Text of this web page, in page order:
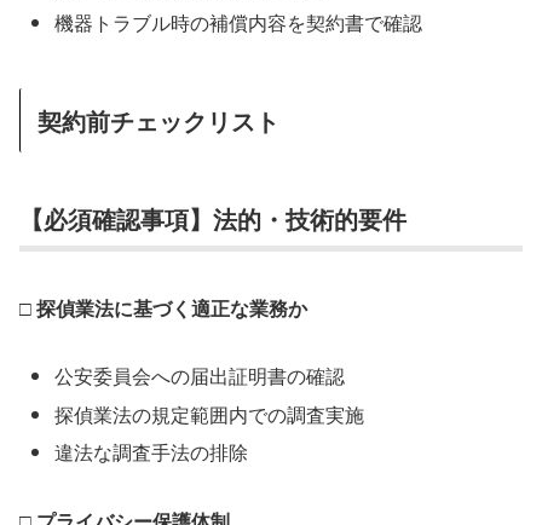
機器トラブル時の補償内容を契約書で確認
契約前チェックリスト
【必須確認事項】法的・技術的要件
□ 探偵業法に基づく適正な業務か
公安委員会への届出証明書の確認
探偵業法の規定範囲内での調査実施
違法な調査手法の排除